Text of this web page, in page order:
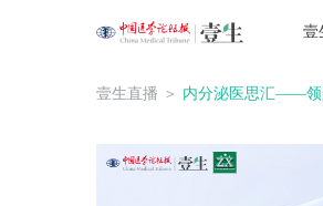
壹
壹生直播 ＞ 内分泌医思汇——领